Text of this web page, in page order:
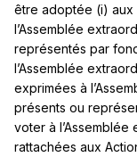
être adoptée (i) aux
l’Assemblée
représentés par
l’Assemblée
exprimées à
présents ou
voter à
rattachées aux